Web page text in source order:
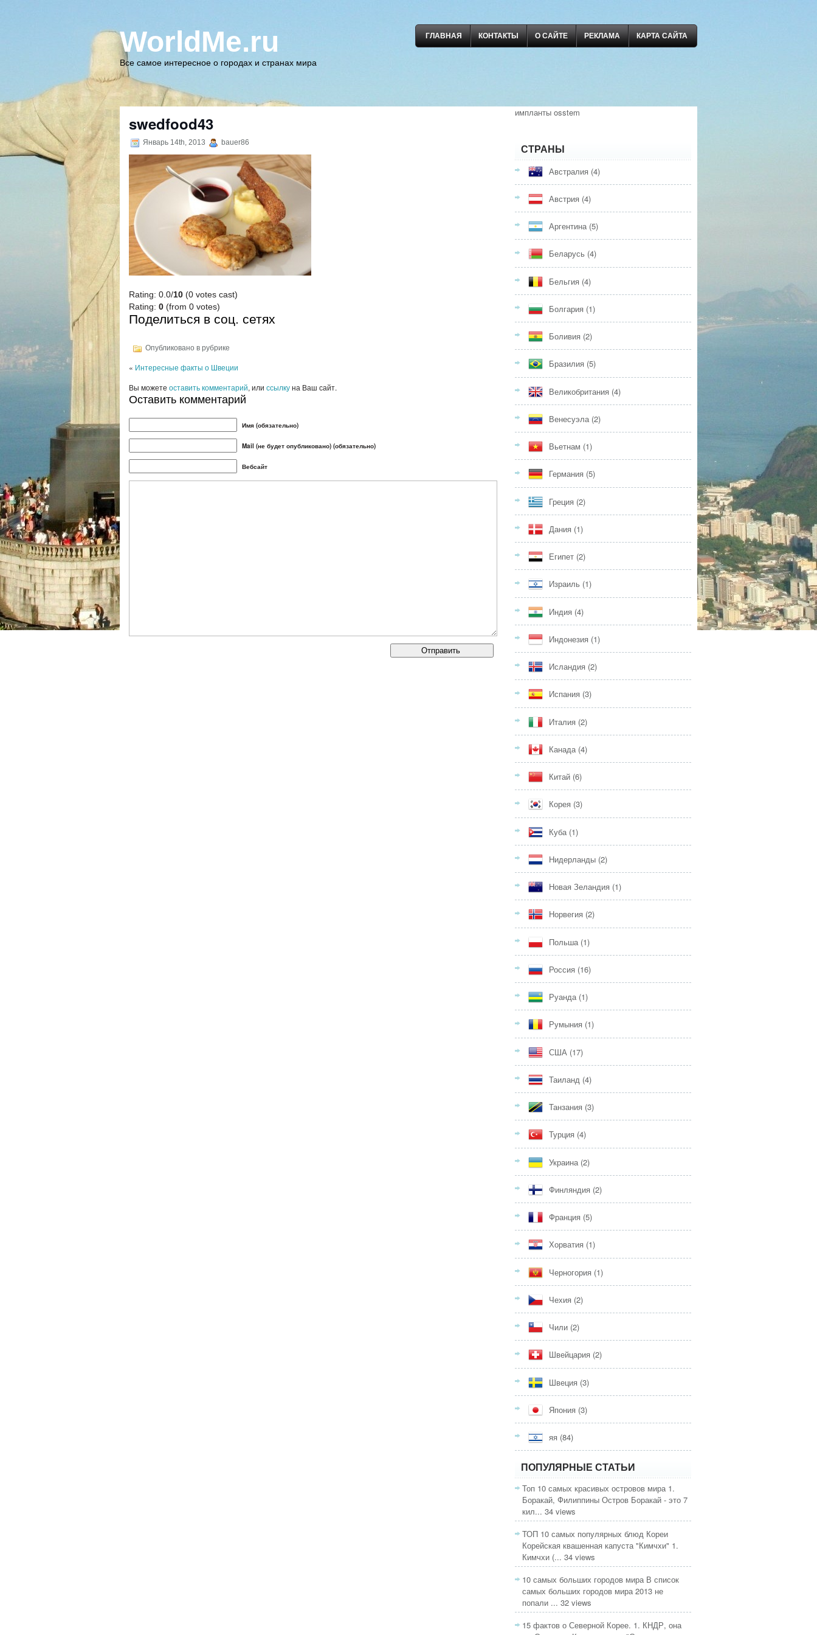
WorldMe.ru
Все самое интересное о городах и странах мира
ГЛАВНАЯ КОНТАКТЫ О САЙТЕ РЕКЛАМА КАРТА САЙТА
swedfood43
Январь 14th, 2013 bauer86
Rating: 0.0/10 (0 votes cast)
Rating: 0 (from 0 votes)
Поделиться в соц. сетях
Опубликовано в рубрике
« Интересные факты о Швеции
Вы можете оставить комментарий, или ссылкуна Ваш сайт.
Оставить комментарий
Имя (обязательно)
Mail (не будет опубликовано) (обязательно)
Вебсайт
импланты osstem
СТРАНЫ
Австралия (4)
Австрия (4)
Аргентина(5)
Беларусь (4)
Бельгия (4)
Болгария (1)
Боливия (2)
Бразилия (5)
Великобритания (4)
Венесуэла (2)
Вьетнам (1)
Германия (5)
Греция (2)
Дания (1)
Египет (2)
Израиль (1)
Индия (4)
Индонезия (1)
Исландия (2)
Испания (3)
Италия (2)
Канада (4)
Китай (6)
Корея (3)
Куба (1)
Нидерланды (2)
Новая Зеландия (1)
Норвегия (2)
Польша (1)
Россия (16)
Руанда(1)
Румыния (1)
США (17)
Таиланд (4)
Танзания (3)
Турция (4)
Украина (2)
Финляндия (2)
Франция (5)
Хорватия (1)
Черногория (1)
Чехия (2)
Чили (2)
Швейцария (2)
Швеция (3)
Япония (3)
яя (84)
ПОПУЛЯРНЫЕ СТАТЬИ
Топ 10 самых красивых островов мира 1.
Боракай, Филиппины Остров Боракай - это 7
кил... 34 views
ТОП 10 самых популярных блюд Кореи
Корейская квашенная капуста "Кимчхи" 1.
Кимчхи (... 34 views
10 самых больших городов мира В список
самых больших городов мира 2013 не
попали ... 32 views
15 фактов о Северной Корее. 1. КНДР, она